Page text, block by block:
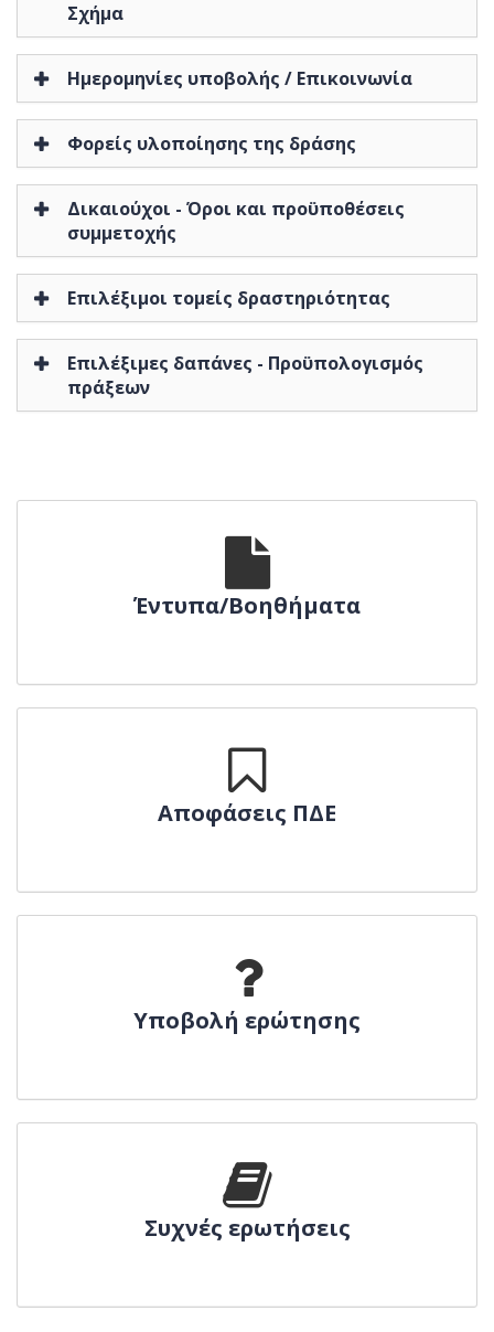
Σχήμα
Ημερομηνίες υποβολής / Επικοινωνία
Φορείς υλοποίησης της δράσης
Δικαιούχοι - Όροι και προϋποθέσεις
συμμετοχής
Επιλέξιμοι τομείς δραστηριότητας
Επιλέξιμες δαπάνες - Προϋπολογισμός
πράξεων
Έντυπα/Βοηθήματα
Αποφάσεις ΠΔΕ
Υποβολή ερώτησης
Συχνές ερωτήσεις